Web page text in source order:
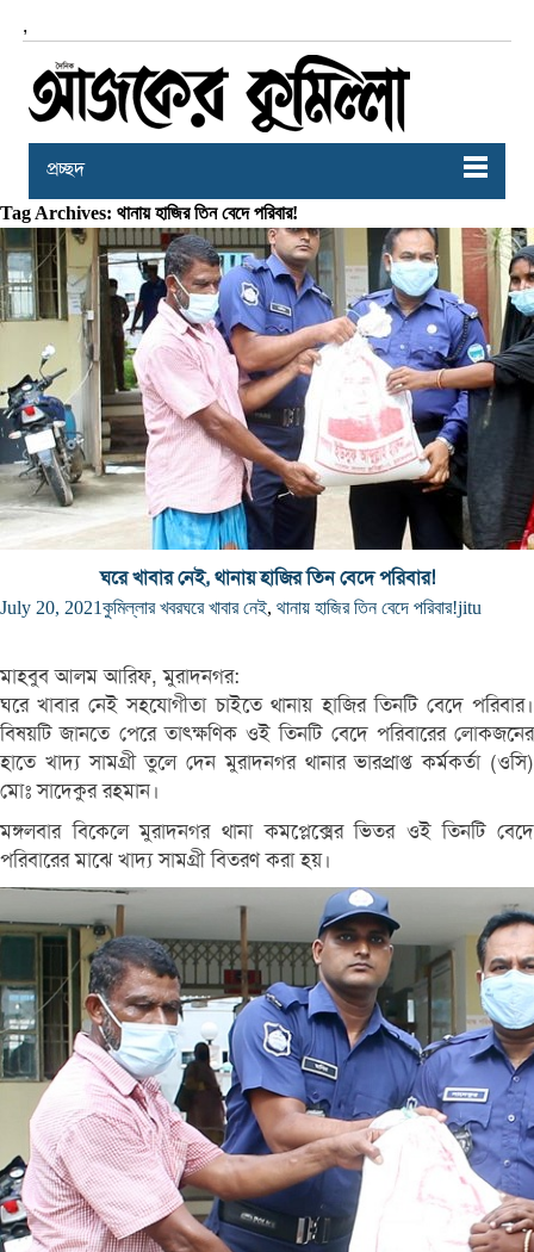
,
প্রচ্ছদ
Tag Archives: থানায় হাজির তিন বেদে পরিবার!
ঘরে খাবার নেই, থানায় হাজির তিন বেদে পরিবার!
July 20, 2021কুমিল্লার খবরঘরে খাবার নেই, থানায় হাজির তিন বেদে পরিবার!jitu
মাহবুব আলম আরিফ, মুরাদনগর:
ঘরে খাবার নেই সহযোগীতা চাইতে থানায় হাজির তিনটি বেদে পরিবার।
বিষয়টি জানতে পেরে তাৎক্ষণিক ওই তিনটি বেদে পরিবারের লোকজনের
হাতে খাদ্য সামগ্রী তুলে দেন মুরাদনগর থানার ভারপ্রাপ্ত কর্মকর্তা (ওসি)
মোঃ সাদেকুর রহমান।
মঙ্গলবার বিকেলে মুরাদনগর থানা কমপ্লেক্সের ভিতর ওই তিনটি বেদে
পরিবারের মাঝে খাদ্য সামগ্রী বিতরণ করা হয়।